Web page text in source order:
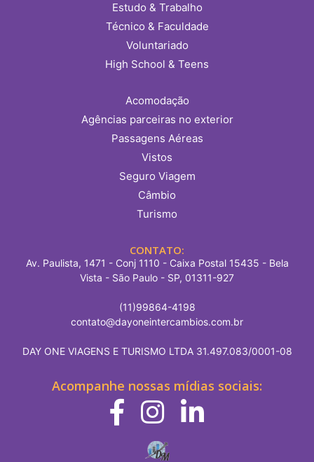
Estudo & Trabalho
Técnico & Faculdade
Voluntariado
High School & Teens
Acomodação
Agências parceiras no exterior
Passagens Aéreas
Vistos
Seguro Viagem
Câmbio
Turismo
CONTATO:
Av. Paulista, 1471 - Conj 1110 - Caixa Postal 15435 - Bela
Vista - São Paulo - SP, 01311-927
(11)99864-4198
contato@dayoneintercambios.com.br
DAY ONE VIAGENS E TURISMO LTDA 31.497.083/0001-08
Acompanhe nossas mídias sociais: